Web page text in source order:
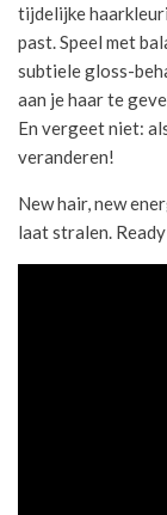
tijdelijke
past. Speel met
subtiele gloss-
aan je haar te
En vergeet niet:
veranderen!
New hair, new
laat stralen.